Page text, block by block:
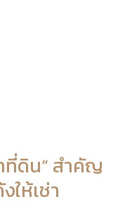
ที่ดิน” สำคัญ
ให้เช่า